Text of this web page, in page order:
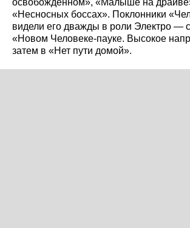
«Несносных боссах». Поклонники
видели его дважды в роли Электро —
«Новом Человеке-пауке. Высокое
затем в «Нет пути домой».